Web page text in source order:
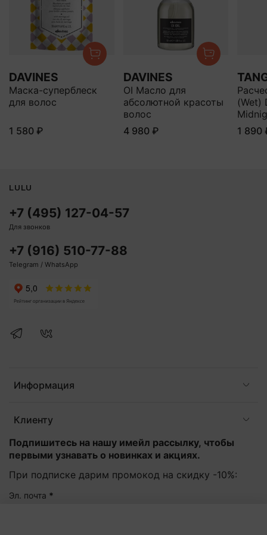
DAVINES
Маска-суперблеск
для волос
1 580 ₽
DAVINES
OI Масло для
абсолютной красоты
волос
4 980 ₽
(Wet)
1 890
Информация
Клиенту
Подпишитесь на нашу имейл рассылку, чтобы
первыми узнавать о новинках и акциях.
При подписке дарим промокод на скидку -10%:
Эл. почта *
+7 (495) 127-04-57
Для звонков
+7 (916) 510-77-88
Telegram / WhatsApp
LULU